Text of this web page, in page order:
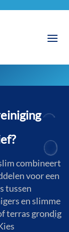
combineert
voor een
tussen
en slimme
terras grondig